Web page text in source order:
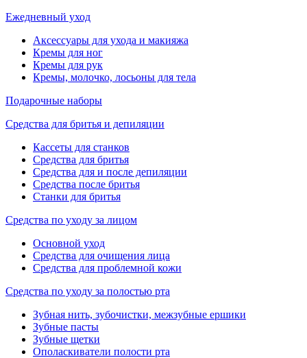
Ежедневный уход
Аксессуары для ухода и макияжа
Кремы для ног
Кремы для рук
Кремы, молочко, лосьоны для тела
Подарочные наборы
Средства для бритья и депиляции
Кассеты для станков
Средства для бритья
Средства для и после депиляции
Средства после бритья
Станки для бритья
Средства по уходу за лицом
Основной уход
Средства для очищения лица
Средства для проблемной кожи
Средства по уходу за полостью рта
Зубная нить, зубочистки, межзубные ершики
Зубные пасты
Зубные щетки
Ополаскиватели полости рта